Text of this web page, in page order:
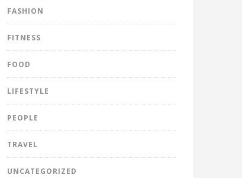
FASHION
FITNESS
FOOD
LIFESTYLE
PEOPLE
TRAVEL
UNCATEGORIZED